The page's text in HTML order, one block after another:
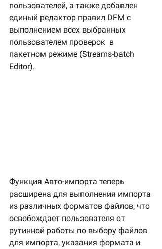
пользователей, а также добавлен
единый редактор правил DFM с
выполнением всех выбранных
пользователем проверок  в
пакетном режиме (Streams-batch
Editor).
Функция Авто-импорта теперь
расширена для выполнения импорта
из различных форматов файлов, что
освобождает пользователя от
рутинной работы по выбору файлов
для импорта, указания формата и